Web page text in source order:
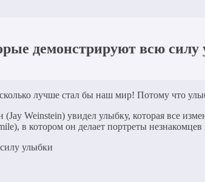
демонстрируют всю
лучше стал бы наш мир! Потому что
Weinstein) увидел улыбку, которая все
в котором он делает портреты